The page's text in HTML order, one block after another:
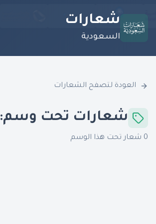
شعارات
السعودية
العودة لتصفح الشعارات
شعارات تحت وسم:
0 شعار تحت هذا الوسم